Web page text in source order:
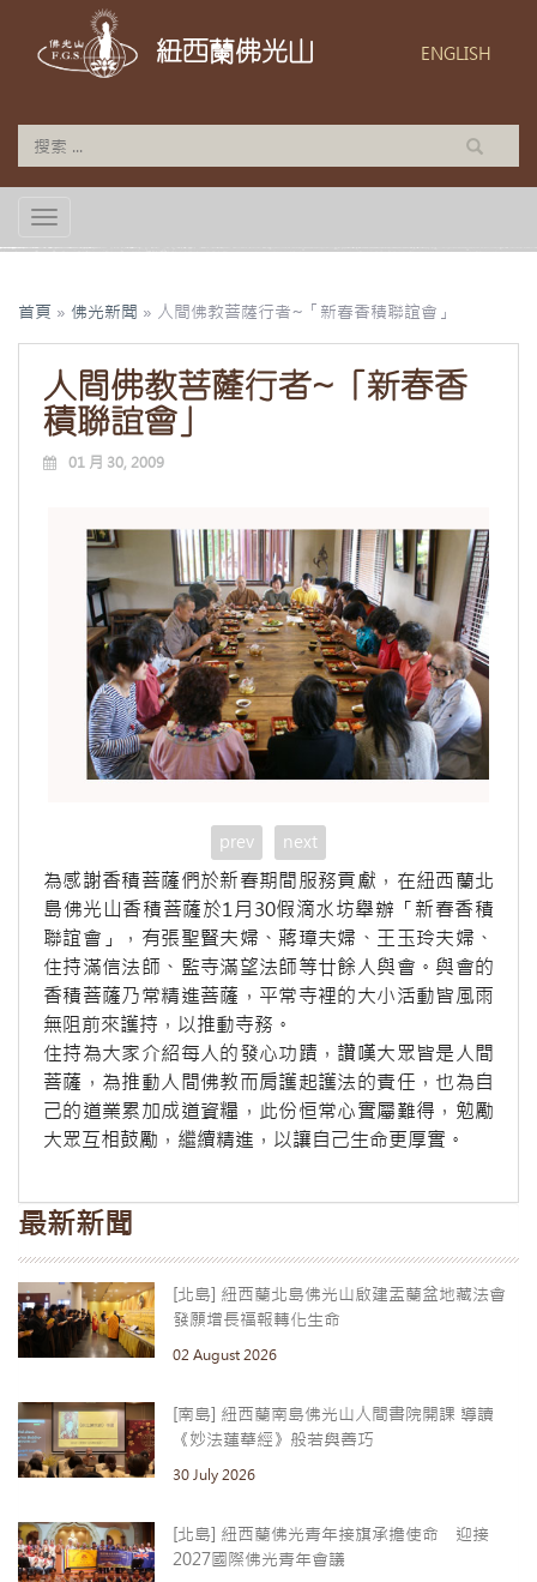
紐西蘭佛光山 ENGLISH
TOGGLE NAVIGATION
首頁 » 佛光新聞 » 人間佛教菩薩行者~「新春香積聯誼會」
人間佛教菩薩行者~「新春香
積聯誼會」
01 月 30, 2009
prev next
為感謝香積菩薩們於新春期間服務貢獻，在紐西蘭北
島佛光山香積菩薩於1月30假滴水坊舉辦「新春香積
聯誼會」，有張聖賢夫婦、蔣璋夫婦、王玉玲夫婦、
住持滿信法師、監寺滿望法師等廿餘人與會。與會的
香積菩薩乃常精進菩薩，平常寺裡的大小活動皆風雨
無阻前來護持，以推動寺務。
住持為大家介紹每人的發心功蹟，讚嘆大眾皆是人間
菩薩，為推動人間佛教而肩護起護法的責任，也為自
己的道業累加成道資糧，此份恒常心實屬難得，勉勵
大眾互相鼓勵，繼續精進，以讓自己生命更厚實。
最新新聞
[北島] 紐西蘭北島佛光山啟建盂蘭盆地藏法會
發願增長福報轉化生命
02 August 2026
[南島] 紐西蘭南島佛光山人間書院開課 導讀
《妙法蓮華經》般若與善巧
30 July 2026
[北島] 紐西蘭佛光青年接旗承擔使命 迎接
2027國際佛光青年會議